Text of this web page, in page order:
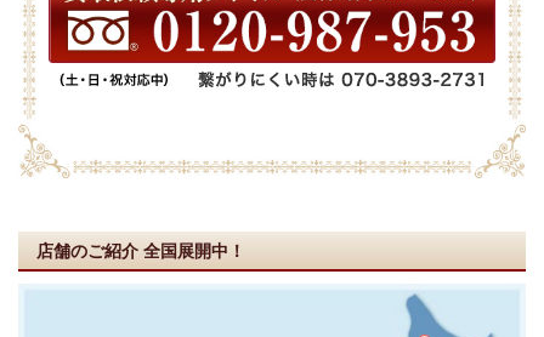
店舗のご紹介 全国展開中！